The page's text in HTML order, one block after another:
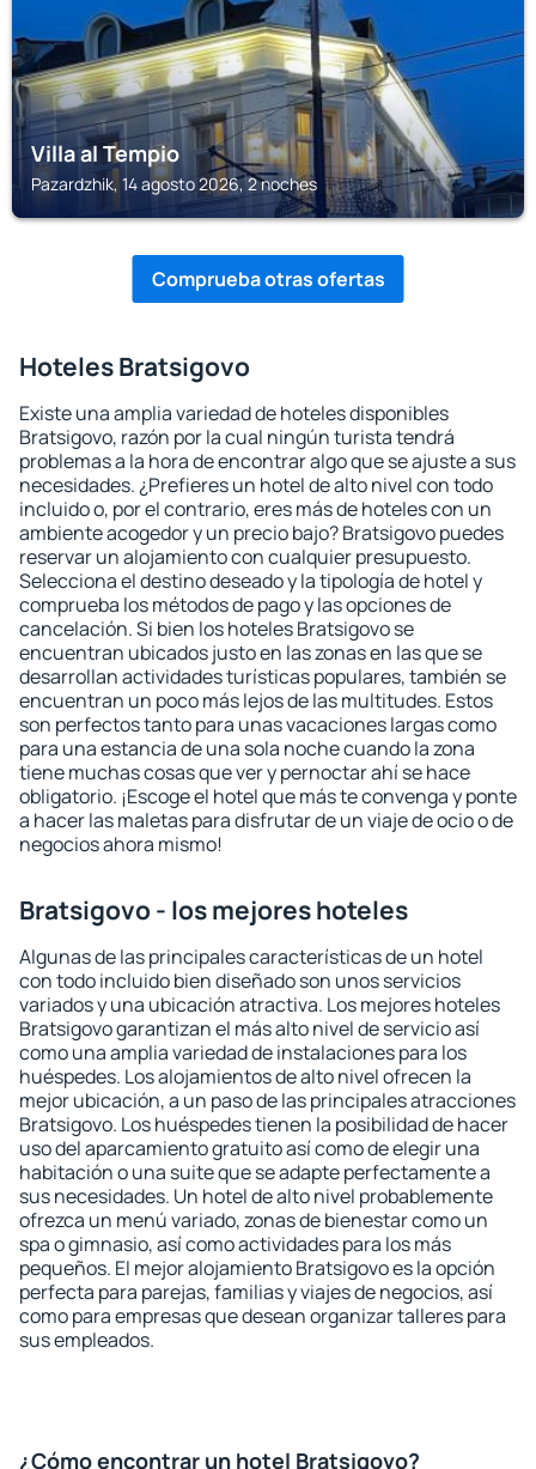
Villa al Tempio
Pazardzhik, 14 agosto 2026, 2 noches
Comprueba otras ofertas
Hoteles Bratsigovo
Existe una amplia variedad de hoteles disponibles
Bratsigovo, razón por la cual ningún turista tendrá
problemas a la hora de encontrar algo que se ajuste a sus
necesidades. ¿Prefieres un hotel de alto nivel con todo
incluido o, por el contrario, eres más de hoteles con un
ambiente acogedor y un precio bajo? Bratsigovo puedes
reservar un alojamiento con cualquier presupuesto.
Selecciona el destino deseado y la tipología de hotel y
comprueba los métodos de pago y las opciones de
cancelación. Si bien los hoteles Bratsigovo se
encuentran ubicados justo en las zonas en las que se
desarrollan actividades turísticas populares, también se
encuentran un poco más lejos de las multitudes. Estos
son perfectos tanto para unas vacaciones largas como
para una estancia de una sola noche cuando la zona
tiene muchas cosas que ver y pernoctar ahí se hace
obligatorio. ¡Escoge el hotel que más te convenga y ponte
a hacer las maletas para disfrutar de un viaje de ocio o de
negocios ahora mismo!
Bratsigovo - los mejores hoteles
Algunas de las principales características de un hotel
con todo incluido bien diseñado son unos servicios
variados y una ubicación atractiva. Los mejores hoteles
Bratsigovo garantizan el más alto nivel de servicio así
como una amplia variedad de instalaciones para los
huéspedes. Los alojamientos de alto nivel ofrecen la
mejor ubicación, a un paso de las principales atracciones
Bratsigovo. Los huéspedes tienen la posibilidad de hacer
uso del aparcamiento gratuito así como de elegir una
habitación o una suite que se adapte perfectamente a
sus necesidades. Un hotel de alto nivel probablemente
ofrezca un menú variado, zonas de bienestar como un
spa o gimnasio, así como actividades para los más
pequeños. El mejor alojamiento Bratsigovo es la opción
perfecta para parejas, familias y viajes de negocios, así
como para empresas que desean organizar talleres para
sus empleados.
¿Cómo encontrar un hotel Bratsigovo?